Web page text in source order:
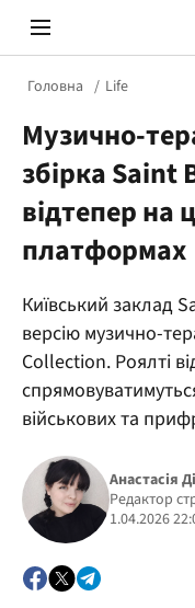
Головна Life
Музично-
збірка Saint
відтепер на
платформах
Київський заклад
версію музично-
Collection. Роялті
військових та
Анастасія
Редактор
1.04.2026